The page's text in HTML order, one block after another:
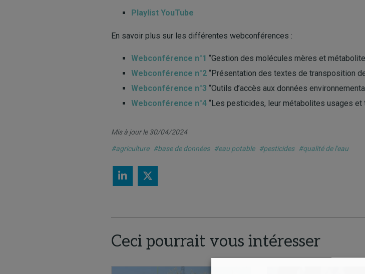
Playlist YouTube
En savoir plus sur les différentes webconférences :
Webconférence n°1 “Gestion des molécules mères et
Webconférence n°2 “Présentation des textes de transposition
Webconférence n°3 “Outils d’accès aux données
Webconférence n°4 “Les pesticides, leur métabolites usages et
Mis à jour le 30/04/2024
#agriculture #base de données #eau potable #pesticides #qualité de l'eau
Ceci pourrait vous intéresser